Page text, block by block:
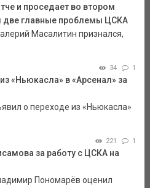
и проседает во втором
две главные проблемы ЦСКА
Масалитин признался,
34 1
«Ньюкасла» в «Арсенал» за
о переходе из «Ньюкасла»
221 1
за работу с ЦСКА на
Пономарёв оценил